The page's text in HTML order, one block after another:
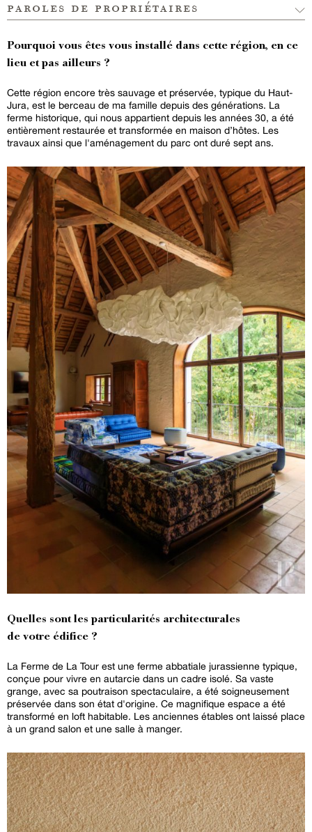
paroles de propriétaires
Pourquoi vous êtes vous installé dans cette région, en ce
lieu et pas ailleurs ?
Cette région encore très sauvage et préservée, typique du Haut-
Jura, est le berceau de ma famille depuis des générations. La
ferme historique, qui nous appartient depuis les années 30, a été
entièrement restaurée et transformée en maison d’hôtes. Les
travaux ainsi que l'aménagement du parc ont duré sept ans.
Quelles sont les particularités architecturales
de votre édifice ?
La Ferme de La Tour est une ferme abbatiale jurassienne typique,
conçue pour vivre en autarcie dans un cadre isolé. Sa vaste
grange, avec sa poutraison spectaculaire, a été soigneusement
préservée dans son état d'origine. Ce magnifique espace a été
transformé en loft habitable. Les anciennes étables ont laissé place
à un grand salon et une salle à manger.